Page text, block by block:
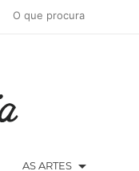
AS ARTES arrow_drop_down